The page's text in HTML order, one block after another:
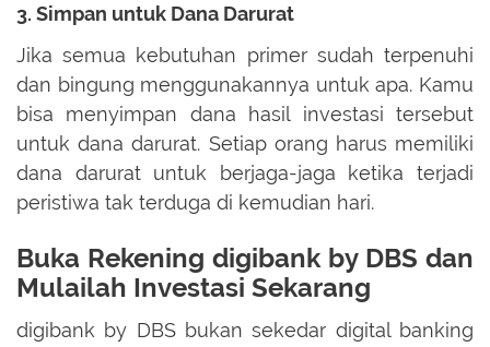
3. Simpan untuk Dana Darurat
Jika semua kebutuhan primer sudah terpenuhi
dan bingung menggunakannya untuk apa. Kamu
bisa menyimpan dana hasil investasi tersebut
untuk dana darurat. Setiap orang harus memiliki
dana darurat untuk berjaga-jaga ketika terjadi
peristiwa tak terduga di kemudian hari.
Buka Rekening digibank by DBS dan
Mulailah Investasi Sekarang
digibank by DBS bukan sekedar digital banking